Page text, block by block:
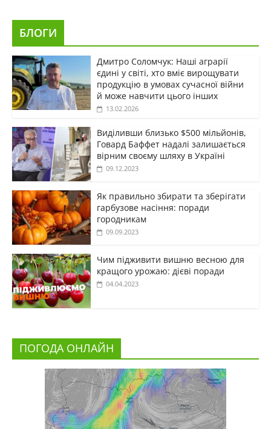
БЛОГИ
Дмитро Соломчук: Наші аграрії
єдині у світі, хто вміє вирощувати
продукцію в умовах сучасної війни
й може навчити цього інших
13.02.2026
Виділивши близько $500 мільйонів,
Говард Баффет надалі залишається
вірним своєму шляху в Україні
09.12.2023
Як правильно збирати та зберігати
гарбузове насіння: поради
городникам
09.09.2023
Чим підживити вишню весною для
кращого урожаю: дієві поради
04.04.2023
ПОГОДА ОНЛАЙН